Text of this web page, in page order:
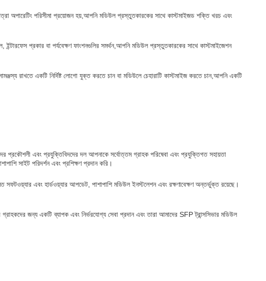
অপারেটিং পরিসীমা প্রয়োজন হয়,আপনি মডিউল প্রস্তুতকারকের সাথে কাস্টমাইজড শক্তি খরচ এবং
ইন্টারফেস প্রকার বা পর্যবেক্ষণ ফাংশনগুলির সমর্থন,আপনি মডিউল প্রস্তুতকারকের সাথে কাস্টমাইজেশন
রাখতে একটি নির্দিষ্ট লোগো যুক্ত করতে চান বা মডিউলে চেহারাটি কাস্টমাইজ করতে চান,আপনি একটি
প্রকৌশলী এবং প্রযুক্তিবিদদের দল আপনাকে সর্বোত্তম গ্রাহক পরিষেবা এবং প্রযুক্তিগত সহায়তা
সাইট পরিদর্শন এবং প্রশিক্ষণ প্রদান করি।
সফটওয়্যার এবং হার্ডওয়্যার আপডেট, পাশাপাশি মডিউল ইনস্টলেশন এবং রক্ষণাবেক্ষণ অন্তর্ভুক্ত রয়েছে।
জন্য একটি ব্যাপক এবং নির্ভরযোগ্য সেবা প্রদান এবং তারা আমাদের SFP ট্রান্সসিভার মডিউল